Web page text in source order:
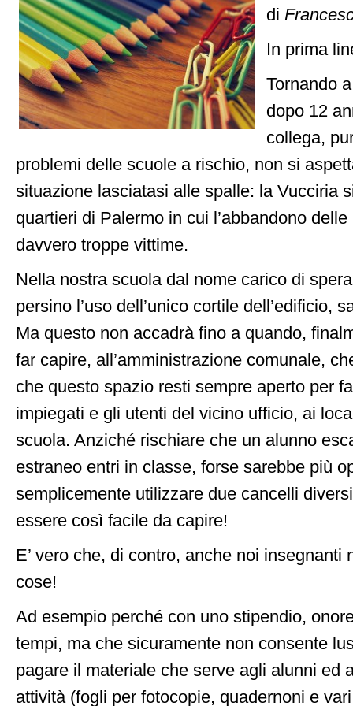
di
In prima
Tornando
dopo 12
collega,
problemi delle scuole a rischio, non si
situazione lasciatasi alle spalle: la Vucciria
quartieri di Palermo in cui l’abbandono
davvero troppe vittime.
Nella nostra scuola dal nome carico di
persino l’uso dell’unico cortile dell’edificio,
Ma questo non accadrà fino a quando,
far capire, all’amministrazione comunale,
che questo spazio resti sempre aperto per
impiegati e gli utenti del vicino ufficio, ai
scuola. Anziché rischiare che un alunno
estraneo entri in classe, forse sarebbe più
semplicemente utilizzare due cancelli
essere così facile da capire!
E’ vero che, di contro, anche noi insegnanti
cose!
Ad esempio perché con uno stipendio,
tempi, ma che sicuramente non consente
pagare il materiale che serve agli alunni ed
attività (fogli per fotocopie, quadernoni e